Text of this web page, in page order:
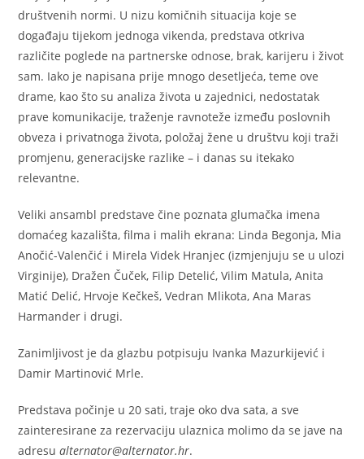
društvenih normi. U nizu komičnih situacija koje se
događaju tijekom jednoga vikenda, predstava otkriva
različite poglede na partnerske odnose, brak, karijeru i život
sam. Iako je napisana prije mnogo desetljeća, teme ove
drame, kao što su analiza života u zajednici, nedostatak
prave komunikacije, traženje ravnoteže između poslovnih
obveza i privatnoga života, položaj žene u društvu koji traži
promjenu, generacijske razlike – i danas su itekako
relevantne.
Veliki ansambl predstave čine poznata glumačka imena
domaćeg kazališta, filma i malih ekrana: Linda Begonja, Mia
Anočić-Valenčić i Mirela Videk Hranjec (izmjenjuju se u ulozi
Virginije), Dražen Čuček, Filip Detelić, Vilim Matula, Anita
Matić Delić, Hrvoje Kečkeš, Vedran Mlikota, Ana Maras
Harmander i drugi.
Zanimljivost je da glazbu potpisuju Ivanka Mazurkijević i
Damir Martinović Mrle.
Predstava počinje u 20 sati, traje oko dva sata, a sve
zainteresirane za rezervaciju ulaznica molimo da se jave na
adresualternator@alternator.hr.